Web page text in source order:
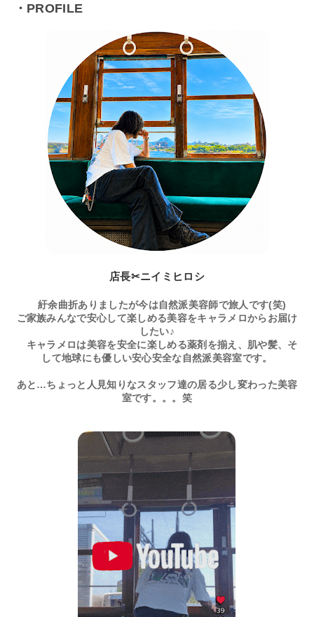
・PROFILE
店長✂ニイミヒロシ
紆余曲折ありましたが今は自然派美容師で旅人です(笑)
ご家族みんなで安心して楽しめる美容をキャラメロからお届け
したい♪
キャラメロは美容を安全に楽しめる薬剤を揃え、肌や髪、そ
して地球にも優しい安心安全な自然派美容室です。
あと…ちょっと人見知りなスタッフ達の居る少し変わった美容
室です。。。笑